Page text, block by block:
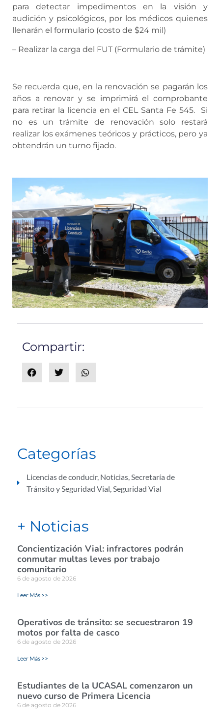
para detectar impedimentos en la visión y
audición y psicológicos, por los médicos quienes
llenarán el formulario (costo de $24 mil)
– Realizar la carga del FUT (Formulario de trámite)
Se recuerda que, en la renovación se pagarán los
años a renovar y se imprimirá el comprobante
para retirar la licencia en el CEL Santa Fe 545. Si
no es un trámite de renovación solo restará
realizar los exámenes teóricos y prácticos, pero ya
obtendrán un turno fijado.
Compartir:
Categorías
Licencias de conducir, Noticias Secretaría de
Tránsito y Seguridad Vial Seguridad Vial
+ Noticias
Concientización Vial: infractores podrán
conmutar multas leves por trabajo
comunitario
6 de agosto de 2026
Leer Más >>
Operativos de tránsito: se secuestraron 19
motos por falta de casco
6 de agosto de 2026
Leer Más >>
Estudiantes de la UCASAL comenzaron un
nuevo curso de Primera Licencia
6 de agosto de 2026